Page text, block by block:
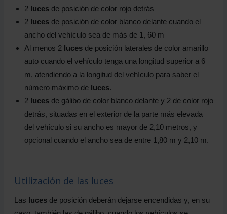
2 lucesde posición de color rojo detrás
2 lucesde posición de color blanco delante cuando el
ancho del vehículo sea de más de 1, 60 m
Al menos 2 lucesde posición laterales de color amarillo
auto cuando el vehículo tenga una longitud superior a 6
m, atendiendo a la longitud del vehículo para saber el
número máximo de luces.
2 lucesde gálibo de color blanco delante y 2 de color rojo
detrás, situadas en el exterior de la parte más elevada
del vehículo si su ancho es mayor de 2,10 metros, y
opcional cuando el ancho sea de entre 1,80 m y 2,10 m.
Utilización de las luces
Las lucesde posición deberán dejarse encendidas y, en su